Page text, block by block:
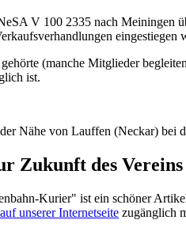
V 100 2335 nach Meiningen
eingestiegen
(manche Mitglieder
ist.
Nähe von Lauffen (Neckar) bei
Zukunft des Vereins
Kurier" ist ein schöner
unserer Internetseite zugänglich